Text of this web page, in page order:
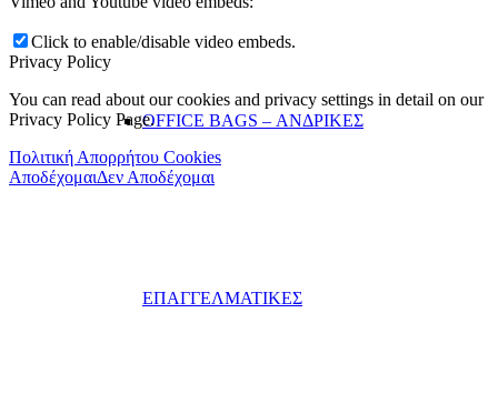
OFFICE BAGS – ΑΝΔΡΙΚΕΣ
ΕΠΑΓΓΕΛΜΑΤΙΚΕΣ
Click to enable/disable video embeds.
Privacy Policy
You can read about our cookies and privacy settings in detail on our
Privacy Policy Page.
Πολιτική Απορρήτου Cookies
ΑποδέχομαιΔεν Αποδέχομαι